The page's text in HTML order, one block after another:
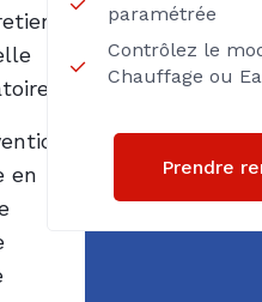
paramétrée
Contrôlez le
Chauffage ou
Prendre
en